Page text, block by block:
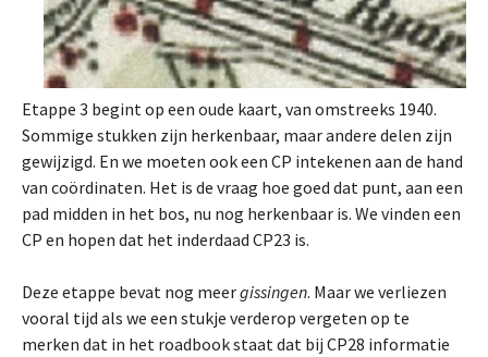
Etappe 3 begint op een oude kaart, van omstreeks 1940.
Sommige stukken zijn herkenbaar, maar andere delen zijn
gewijzigd. En we moeten ook een CP intekenen aan de hand
van coördinaten. Het is de vraag hoe goed dat punt, aan een
pad midden in het bos, nu nog herkenbaar is. We vinden een
CP en hopen dat het inderdaad CP23 is.
Deze etappe bevat nog meergissingen. Maar we verliezen
vooral tijd als we een stukje verderop vergeten op te
merken dat in het roadbook staat dat bij CP28 informatie